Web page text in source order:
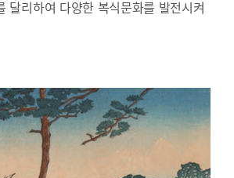
달리하여 다양한 복식문화를 발전시켜